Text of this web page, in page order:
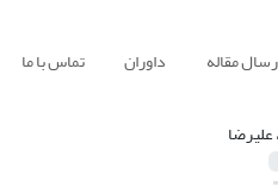
مقاله داوران تماس با ما
علیرضا